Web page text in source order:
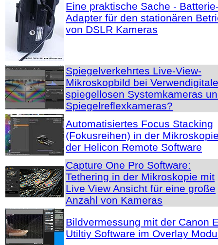
Eine praktische Sache -
Adapter für den stationären
von DSLR Kameras
Spiegelverkehrtes Live-View-
Mikroskopbild bei
spiegellosen Systemkameras
Spiegelreflexkameras?
Automatisiertes Focus Stacking
(Fokusreihen) in der
der Helicon Remote Software
Capture One Pro Software:
Tethering in der Mikroskopie mit
Live View Ansicht für eine große
Anzahl von Kameras
Bildvermessung mit der Canon
Utiltiy Software im Overlay